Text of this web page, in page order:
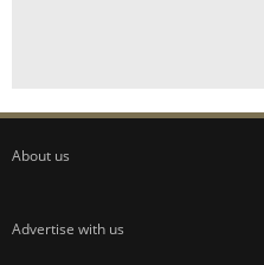
About us
Advertise with us